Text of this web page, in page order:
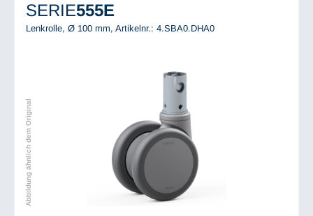
SERIE555E
Lenkrolle, Ø 100 mm, Artikelnr.: 4.SBA0.DHA0
Abbildung ähnlich dem Original